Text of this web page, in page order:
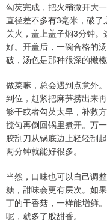
勾芡完成，把火稍微开大
直径差不多有3毫米，破
关火，盖上盖子焖3分钟
好。开盖后，一碗合格的
破，汤色是那种很深的橄
做菜嘛，总会遇到点意外
到位，赶紧把麻芛捞出来
够干或者勾芡太早，补救
搅匀再倒回锅里煮开。万
胶刮刀从锅底边上轻轻刮
两分钟就能好很多。
当然，口味也可以自己调
糖，甜味会更有层次。如
丁的干香菇，一样能增鲜
呢，就多了股甜香。